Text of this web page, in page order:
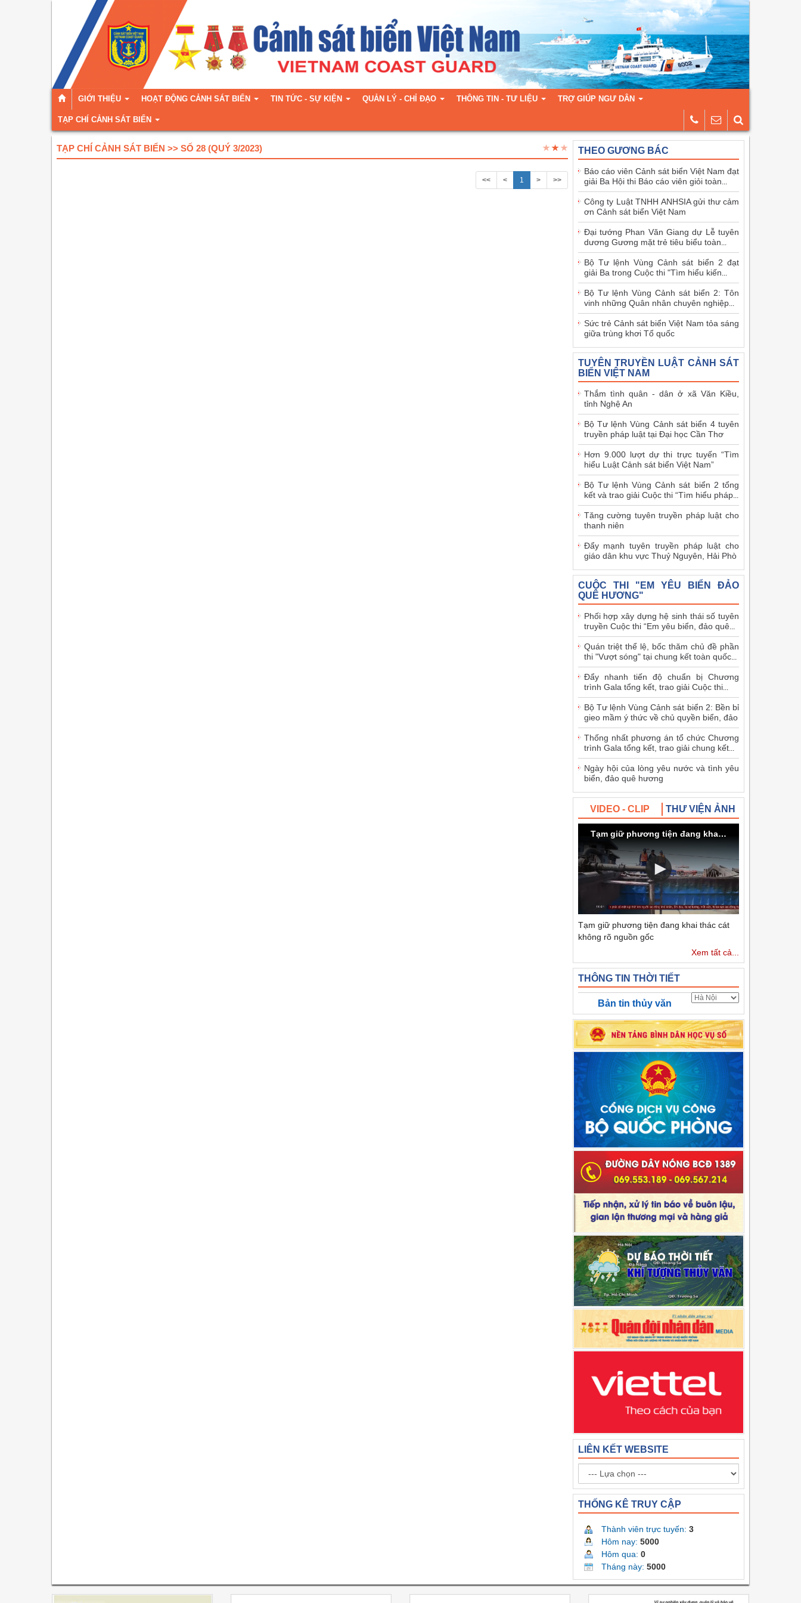
GIỚI THIỆU HOẠT ĐỘNG CẢNH SÁT BIỂN TIN TỨC - SỰ KIỆN QUẢN LÝ - CHỈ ĐẠO THÔNG TIN - TƯ LIỆU TRỢ GIÚP NGƯ DÂN
TẠP CHÍ CẢNH SÁT BIỂN
TẠP CHÍ CẢNH SÁT BIỂN >> SỐ 28 (QUÝ 3/2023)
<< < 1 > >>
THEO GƯƠNG BÁC
Báo cáo viên Cảnh sát biển Việt Nam đạt
giải Ba Hội thi Báo cáo viên giỏi toàn
Công ty Luật TNHH ANHSIA gửi thư cảm
ơn Cảnh sát biển Việt Nam
Đại tướng Phan Văn Giang dự Lễ tuyên
dương Gương mặt trẻ tiêu biểu toàn
Bộ Tư lệnh Vùng Cảnh sát biển 2 đạt
giải Ba trong Cuộc thi "Tìm hiểu kiến
Bộ Tư lệnh Vùng Cảnh sát biển 2: Tôn
vinh những Quân nhân chuyên nghiệp...
Sức trẻ Cảnh sát biển Việt Nam tỏa sáng
giữa trùng khơi Tổ quốc
TUYÊN TRUYỀN LUẬT CẢNH SÁT
BIỂN VIỆT NAM
Thắm tình quân - dân ở xã Văn Kiều,
tỉnh Nghệ An
Bộ Tư lệnh Vùng Cảnh sát biển 4 tuyên
truyền pháp luật tại Đại học Cần Thơ
Hơn 9.000 lượt dự thi trực tuyến “Tìm
hiểu Luật Cảnh sát biển Việt Nam”
Bộ Tư lệnh Vùng Cảnh sát biển 2 tổng
kết và trao giải Cuộc thi “Tìm hiểu pháp...
Tăng cường tuyên truyền pháp luật cho
thanh niên
Đẩy mạnh tuyên truyền pháp luật cho
giáo dân khu vực Thuỷ Nguyên, Hải Phò
CUỘC THI "EM YÊU BIỂN ĐẢO
QUÊ HƯƠNG"
Phối hợp xây dựng hệ sinh thái số tuyên
truyền Cuộc thi “Em yêu biển, đảo quê...
Quán triệt thể lệ, bốc thăm chủ đề phần
thi "Vượt sóng" tại chung kết toàn quốc...
Đẩy nhanh tiến độ chuẩn bị Chương
trình Gala tổng kết, trao giải Cuộc thi...
Bộ Tư lệnh Vùng Cảnh sát biển 2: Bền bỉ
gieo mầm ý thức về chủ quyền biển, đảo
Thống nhất phương án tổ chức Chương
trình Gala tổng kết, trao giải chung kết...
Ngày hội của lòng yêu nước và tình yêu
biển, đảo quê hương
VIDEO - CLIP THƯ VIỆN ẢNH
Tạm giữ phương tiện đang khai thác cát không rõ nguồn gốc
Tạm giữ phương tiện đang khai thác cát
không rõ nguồn gốc
Xem tất cả...
THÔNG TIN THỜI TIẾT
Bản tin thủy văn
LIÊN KẾT WEBSITE
THỐNG KÊ TRUY CẬP
Thành viên trực tuyến: 3
Hôm nay: 5000
Hôm qua: 0
Tháng này: 5000